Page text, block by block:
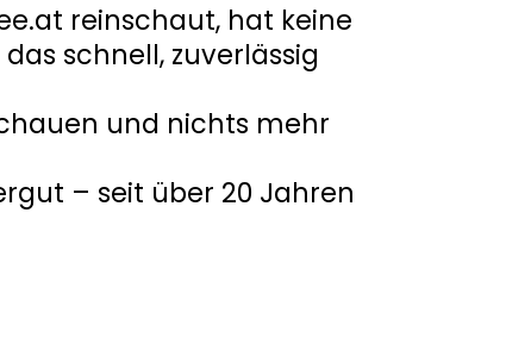
reinschaut, hat keine
schnell, zuverlässig
und nichts mehr
– seit über 20 Jahren